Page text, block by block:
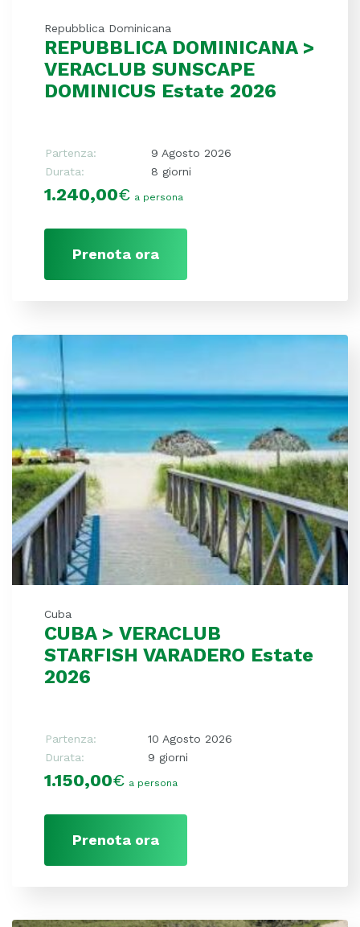
Repubblica Dominicana
REPUBBLICA DOMINICANA >
VERACLUB SUNSCAPE
DOMINICUS Estate 2026
Partenza:
9 Agosto 2026
Durata:
8 giorni
1.240,00€ a persona
Prenota ora
Cuba
CUBA > VERACLUB
STARFISH VARADERO Estate
2026
Partenza:
10 Agosto 2026
Durata:
9 giorni
1.150,00€ a persona
Prenota ora